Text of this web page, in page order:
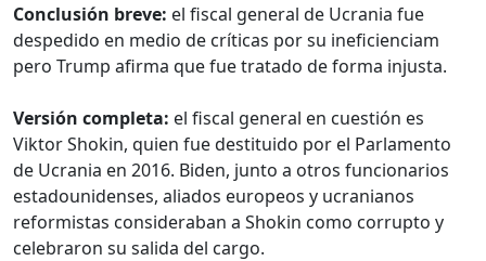
Conclusión breve: el fiscal general de Ucrania fue
despedido en medio de críticas por su ineficienciam
pero Trump afirma que fue tratado de forma injusta.
Versión completa: el fiscal general en cuestión es
Viktor Shokin, quien fue destituido por el Parlamento
de Ucrania en 2016. Biden, junto a otros funcionarios
estadounidenses, aliados europeos y ucranianos
reformistas consideraban a Shokin como corrupto y
celebraron su salida del cargo.